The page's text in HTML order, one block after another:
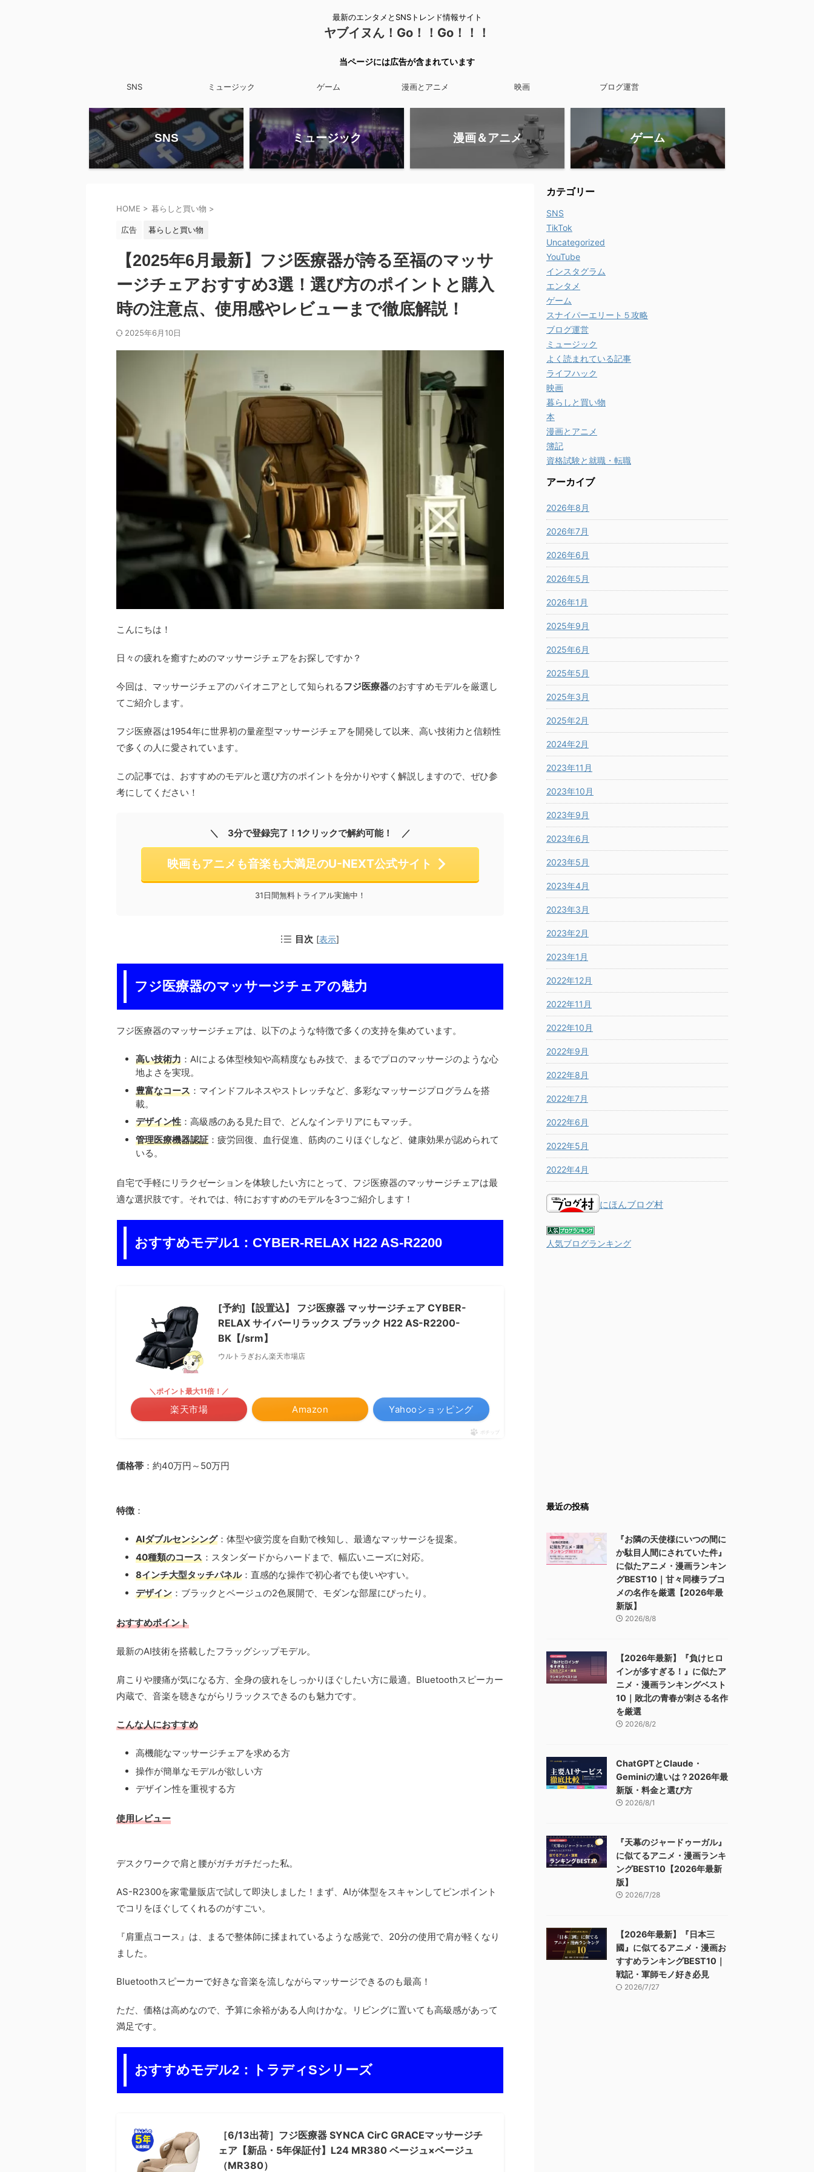
最新のエンタメとSNSトレンド情報サイト
ヤブイヌん！Go！！Go！！！
当ページには広告が含まれています
SNS ミュージック ゲーム 漫画とアニメ 映画 ブログ運営
SNS ミュージック 漫画＆アニメ ゲーム
HOME > 暮らしと買い物 >
広告 暮らしと買い物
【2025年6月最新】フジ医療器が誇る至福のマッサ
ージチェアおすすめ3選！選び方のポイントと購入
時の注意点、使用感やレビューまで徹底解説！
2025年6月10日
こんにちは！
日々の疲れを癒すためのマッサージチェアをお探しですか？
今回は、マッサージチェアのパイオニアとして知られるフジ医療器のおすすめモデルを厳選し
てご紹介します。
フジ医療器は1954年に世界初の量産型マッサージチェアを開発して以来、高い技術力と信頼性
で多くの人に愛されています。
この記事では、おすすめのモデルと選び方のポイントを分かりやすく解説しますので、ぜひ参
考にしてください！
＼ 3分で登録完了！1クリックで解約可能！ ／
映画もアニメも音楽も大満足のU-NEXT公式サイト
31日間無料トライアル実施中！
目次 [表示]
フジ医療器のマッサージチェアの魅力
フジ医療器のマッサージチェアは、以下のような特徴で多くの支持を集めています。
高い技術力 ：AIによる体型検知や高精度なもみ技で、まるでプロのマッサージのような心
地よさを実現。
豊富なコース ：マインドフルネスやストレッチなど、多彩なマッサージプログラムを搭
載。
デザイン性 ：高級感のある見た目で、どんなインテリアにもマッチ。
管理医療機器認証 ：疲労回復、血行促進、筋肉のこりほぐしなど、健康効果が認められて
いる。
自宅で手軽にリラクゼーションを体験したい方にとって、フジ医療器のマッサージチェアは最
適な選択肢です。それでは、特におすすめのモデルを3つご紹介します！
おすすめモデル1：CYBER-RELAX H22 AS-R2200
[予約]【設置込】 フジ医療器 マッサージチェア CYBER-
RELAX サイバーリラックス ブラック H22 AS-R2200-
BK【/srm】
ウルトラぎおん楽天市場店
Amazon
＼ポイント最大11倍！／
楽天市場 Yahooショッピング
ポチップ
価格帯 ：約40万円～50万円
特徴 ：
AIダブルセンシング：体型や疲労度を自動で検知し、最適なマッサージを提案。
40種類のコース ：スタンダードからハードまで、幅広いニーズに対応。
8インチ大型タッチパネル：直感的な操作で初心者でも使いやすい。
デザイン ：ブラックとベージュの2色展開で、モダンな部屋にぴったり。
おすすめポイント
最新のAI技術を搭載したフラッグシップモデル。
肩こりや腰痛が気になる方、全身の疲れをしっかりほぐしたい方に最適。Bluetoothスピーカー
内蔵で、音楽を聴きながらリラックスできるのも魅力です。
こんな人におすすめ
高機能なマッサージチェアを求める方
操作が簡単なモデルが欲しい方
デザイン性を重視する方
使用レビュー
デスクワークで肩と腰がガチガチだった私。
AS-R2300を家電量販店で試して即決しました！まず、AIが体型をスキャンしてピンポイント
でコリをほぐしてくれるのがすごい。
『肩重点コース』は、まるで整体師に揉まれているような感覚で、20分の使用で肩が軽くなり
ました。
Bluetoothスピーカーで好きな音楽を流しながらマッサージできるのも最高！
ただ、価格は高めなので、予算に余裕がある人向けかな。リビングに置いても高級感があって
満足です。
おすすめモデル2：トラディSシリーズ
［6/13出荷］フジ医療器 SYNCA CirC GRACEマッサージチ
ェア【新品・5年保証付】L24 MR380 ベージュ×ベージュ
（MR380）
カテゴリー
SNS
TikTok
Uncategorized
YouTube
インスタグラム
エンタメ
ゲーム
スナイパーエリート５攻略
ブログ運営
ミュージック
よく読まれている記事
ライフハック
映画
暮らしと買い物
本
漫画とアニメ
簿記
資格試験と就職・転職
アーカイブ
2026年8月
2026年7月
2026年6月
2026年5月
2026年1月
2025年9月
2025年6月
2025年5月
2025年3月
2025年2月
2024年2月
2023年11月
2023年10月
2023年9月
2023年6月
2023年5月
2023年4月
2023年3月
2023年2月
2023年1月
2022年12月
2022年11月
2022年10月
2022年9月
2022年8月
2022年7月
2022年6月
2022年5月
2022年4月
にほんブログ村
人気ブログランキング
最近の投稿
『お隣の天使様にいつの間に
か駄目人間にされていた件』
に似たアニメ・漫画ランキン
グBEST10｜甘々同棲ラブコ
メの名作を厳選【2026年最
新版】
2026/8/8
【2026年最新】『負けヒロ
インが多すぎる！』に似たア
ニメ・漫画ランキングベスト
10｜敗北の青春が刺さる名作
を厳選
2026/8/2
ChatGPTとClaude・
Geminiの違いは？2026年最
新版・料金と選び方
2026/8/1
『天幕のジャードゥーガル』
に似てるアニメ・漫画ランキ
ングBEST10【2026年最新
版】
2026/7/28
【2026年最新】『日本三
國』に似てるアニメ・漫画お
すすめランキングBEST10｜
戦記・軍師モノ好き必見
2026/7/27